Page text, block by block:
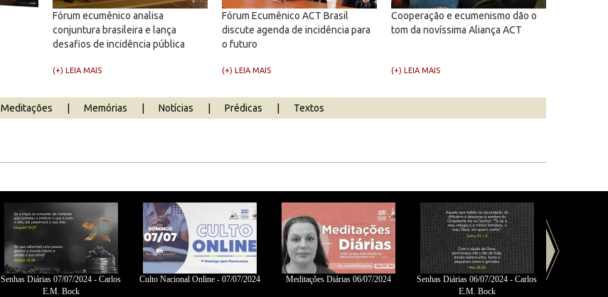
Fórum ecumênico analisa
conjuntura brasileira e lança
desafios de incidência pública
(+) LEIA MAIS
Fórum Ecumênico ACT Brasil
discute agenda de incidência para
o futuro
(+) LEIA MAIS
Cooperação e ecumenismo dão o
tom da novíssima Aliança ACT
(+) LEIA MAIS
Meditações Memórias Notícias Prédicas Textos
Senhas Diárias 07/07/2024 - Carlos
E.M. Bock
Culto Nacional Online - 07/07/2024 Meditações Diárias 06/07/2024
Senhas Diárias 06/07/2024 - Carlos
E.M. Bock